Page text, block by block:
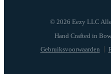
© 2026 Eezy LLC
Gebruiksvoorwaarden